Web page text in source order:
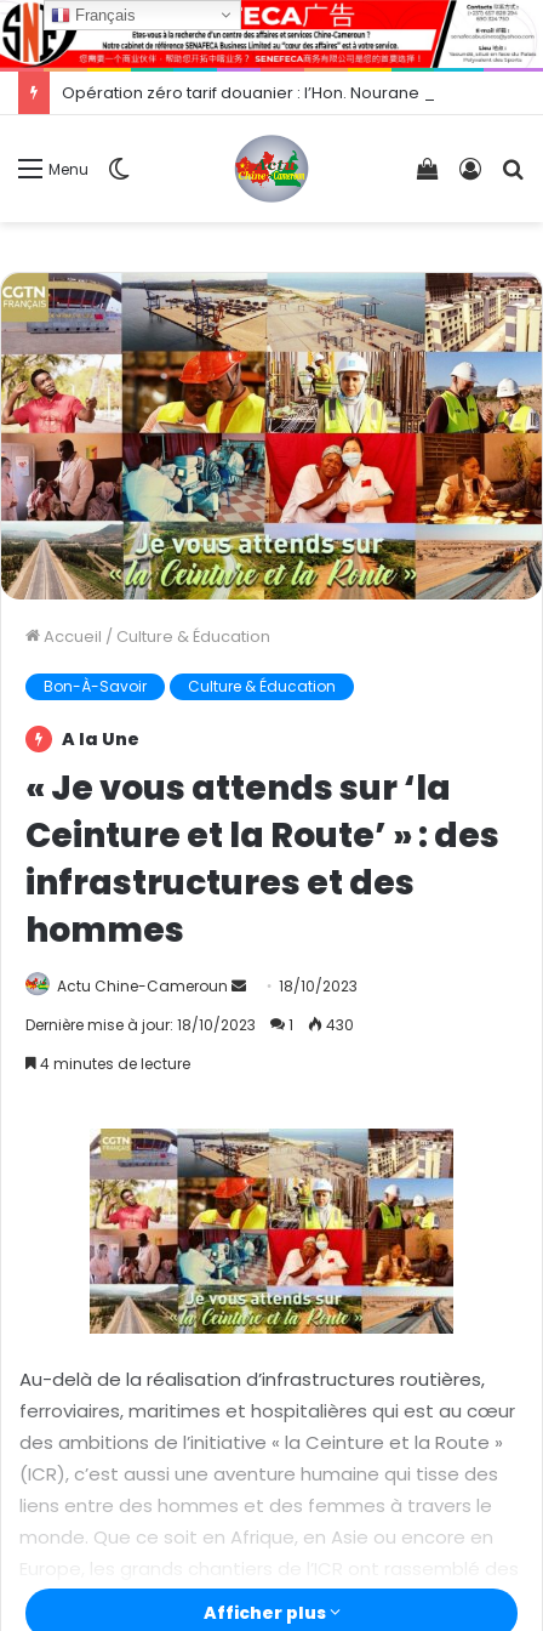
Menu
Voir
Accueil / Culture & Éducation
Bon-À-Savoir Culture & Éducation
A la Une
« Je vous attends sur ‘la
Ceinture et la Route’ » : des
infrastructures et des
hommes
Actu Chine-Cameroun
n
e
r
u
n
c
o
u
r
e
l
18/10/2023
Dernière mise à jour: 18/10/2023
1
430
4 minutes de lecture
Au-delà de la réalisation d’infrastructures routières,
ferroviaires, maritimes et hospitalières qui est au cœur
des ambitions de l’initiative « la Ceinture et la Route »
(ICR), c’est aussi une aventure humaine qui tisse des
liens entre des hommes et des femmes à travers le
monde. Que ce soit en Afrique, en Asie ou encore en
Europe, les grands chantiers de l’ICR ont rassemblé des
gens d’horizons divers qui ont appris à se connaître, à
Afficher plus
Français